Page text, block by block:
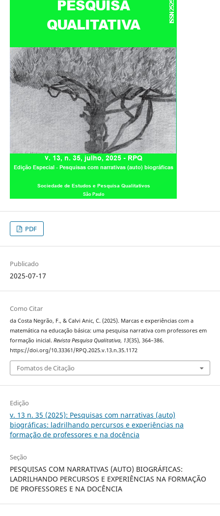
PDF
Publicado
2025-07-17
Como Citar
da Costa Negrão, F., & Calvi Anic, C. (2025). Marcas e experiências com a
matemática na educação básica: uma pesquisa narrativa com professores em
formação inicial. Revista Pesquisa Qualitativa, 13(35), 364–386.
https://doi.org/10.33361/RPQ.2025.v.13.n.35.1172
Fomatos de Citação
Edição
v. 13 n. 35 (2025): Pesquisas com narrativas (auto)
biográficas: ladrilhando percursos e experiências na
formação de professores e na docência
Seção
PESQUISAS COM NARRATIVAS (AUTO) BIOGRÁFICAS:
LADRILHANDO PERCURSOS E EXPERIÊNCIAS NA FORMAÇÃO
DE PROFESSORES E NA DOCÊNCIA